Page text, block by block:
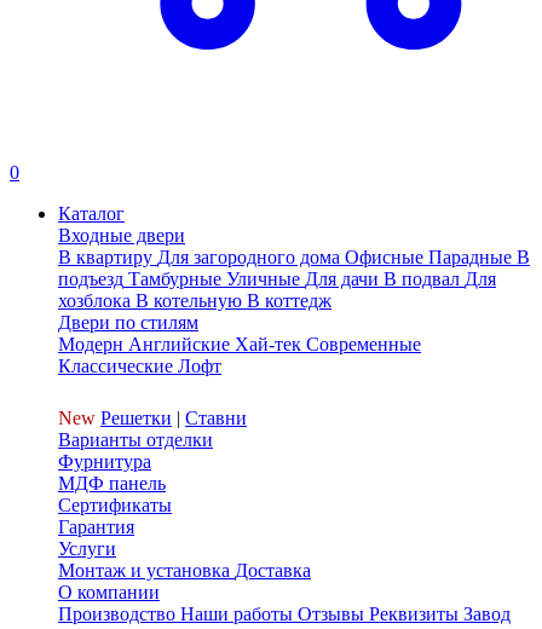
0
Каталог
Входные двери
В квартиру Для загородного дома Офисные Парадные В
подъезд Тамбурные Уличные Для дачи В подвал Для
хозблока В котельную В коттедж
Двери по стилям
Модерн Английские Хай-тек Современные
Классические Лофт
New Решетки | Ставни
Варианты отделки
Фурнитура
МДФ панель
Сертификаты
Гарантия
Услуги
Монтаж и установка Доставка
О компании
Производство Наши работы Отзывы Реквизиты Завод